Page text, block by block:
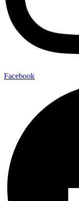
Facebook